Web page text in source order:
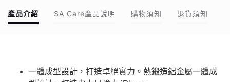
產品介紹 SA Care產品說明 購物須知 退貨須知
一體成型設計，打造卓絕實力。熱鍛造鋁金屬一體成